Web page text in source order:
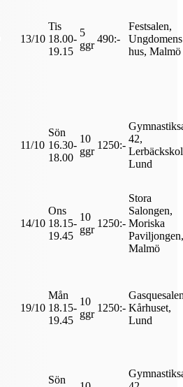
13/10
Tis
18.00-
19.15
5
ggr
490:-
Festsalen,
Ungdomens
hus, Malmö
11/10
Sön
16.30-
18.00
10
ggr
1250:-
42,
Lund
14/10
Ons
18.15-
19.45
10
ggr
1250:-
Stora
Salongen,
Moriska
Paviljongen,
Malmö
19/10
Mån
18.15-
19.45
10
ggr
1250:- Kårhuset,
Lund
Sön